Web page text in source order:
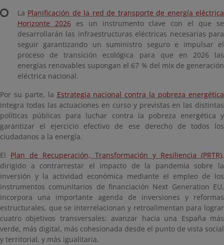
La Planificación de la red de transporte de energía eléctrica
Horizonte 2026es un instrumento clave con el que se
desarrollarán las infraestructuras eléctricas necesarias para
seguir garantizando un suministro seguro e impulsar el
proceso de transición ecológica para que en 2026 las
energías renovables supongan el 67 % del mix de generación
eléctrica nacional.
Por su parte, la Estrategia nacional contra la pobreza energética
integra todas las actuaciones en curso y previstas en las distintas
políticas públicas para luchar contra la pobreza energética y
garantizar el ejercicio efectivo de ese derecho de todos los
ciudadanos a la energía.
El Plan de Recuperación, Transformación y Resiliencia (PRTR),
dirigido a contrarrestar el impacto de la pandemia sobre la
inversión y la actividad económica mediante el empleo de los
instrumentos comunitarios de financiación Next Generation EU,
incorpora una importante agenda de inversiones y reformas
estructurales, que se interrelacionan y retroalimentan para lograr
cuatro objetivos transversales: avanzar hacia una España más
verde, más digital, más cohesionada desde el punto de vista social
y territorial, y más igualitaria.